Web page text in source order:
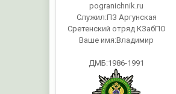
pogranichnik.ru
Служил:ПЗ Аргунская
Сретенский отряд КЗабПО
Ваше имя:Владимир
ДМБ:1986-1991